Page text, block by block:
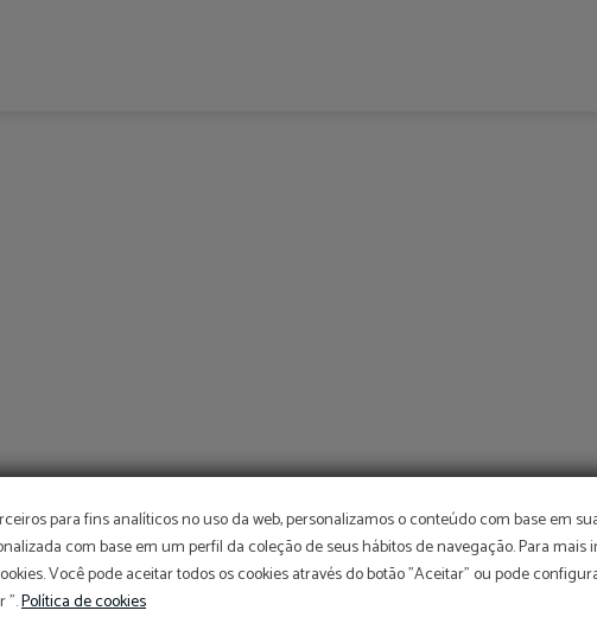
para fins analíticos no uso da web, personalizamos o conteúdo com base em
com base em um perfil da coleção de seus hábitos de navegação. Para mais
Você pode aceitar todos os cookies através do botão "Aceitar" ou pode
".Política de cookies